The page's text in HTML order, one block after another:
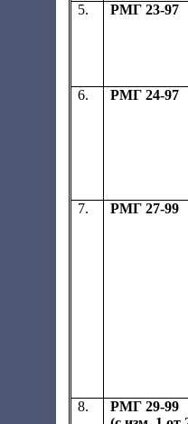
5. РМГ 23-97
6. РМГ 24-97
7. РМГ 27-99
8.
РМГ 29-99